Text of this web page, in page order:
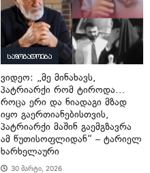
საზოგადოება
ვიდეო: „მე მინახავს,
პატრიარქი რომ ტიროდა…
როცა ერი და ნიადაგი მზად
იყო გაერთიანებისთვის,
პატრიარქი მაშინ გაემგზავრა
ამ წუთისოფლიდან“ – ტარიელ
ხარხელაური
30 მარტი, 2026